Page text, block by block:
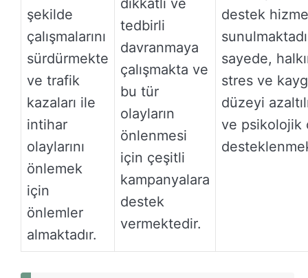
şekilde
çalışmalarını
sürdürmekte
ve trafik
kazaları ile
intihar
olaylarını
önlemek
için
önlemler
almaktadır.
dikkatli ve
tedbirli
davranmaya
çalışmakta ve
bu tür
olayların
önlenmesi
için çeşitli
kampanyalara
destek
vermektedir.
destek
sayede,
stres ve
düzeyi
ve psikolojik